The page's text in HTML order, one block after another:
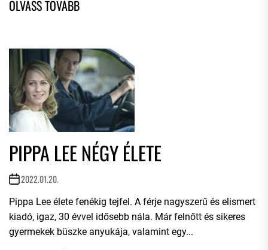
PIPPA LEE NÉGY ÉLETE
2022.01.20.
Pippa Lee élete fenékig tejfel. A férje nagyszerű és elismert
kiadó, igaz, 30 évvel idősebb nála. Már felnőtt és sikeres
gyermekek büszke anyukája, valamint egy...